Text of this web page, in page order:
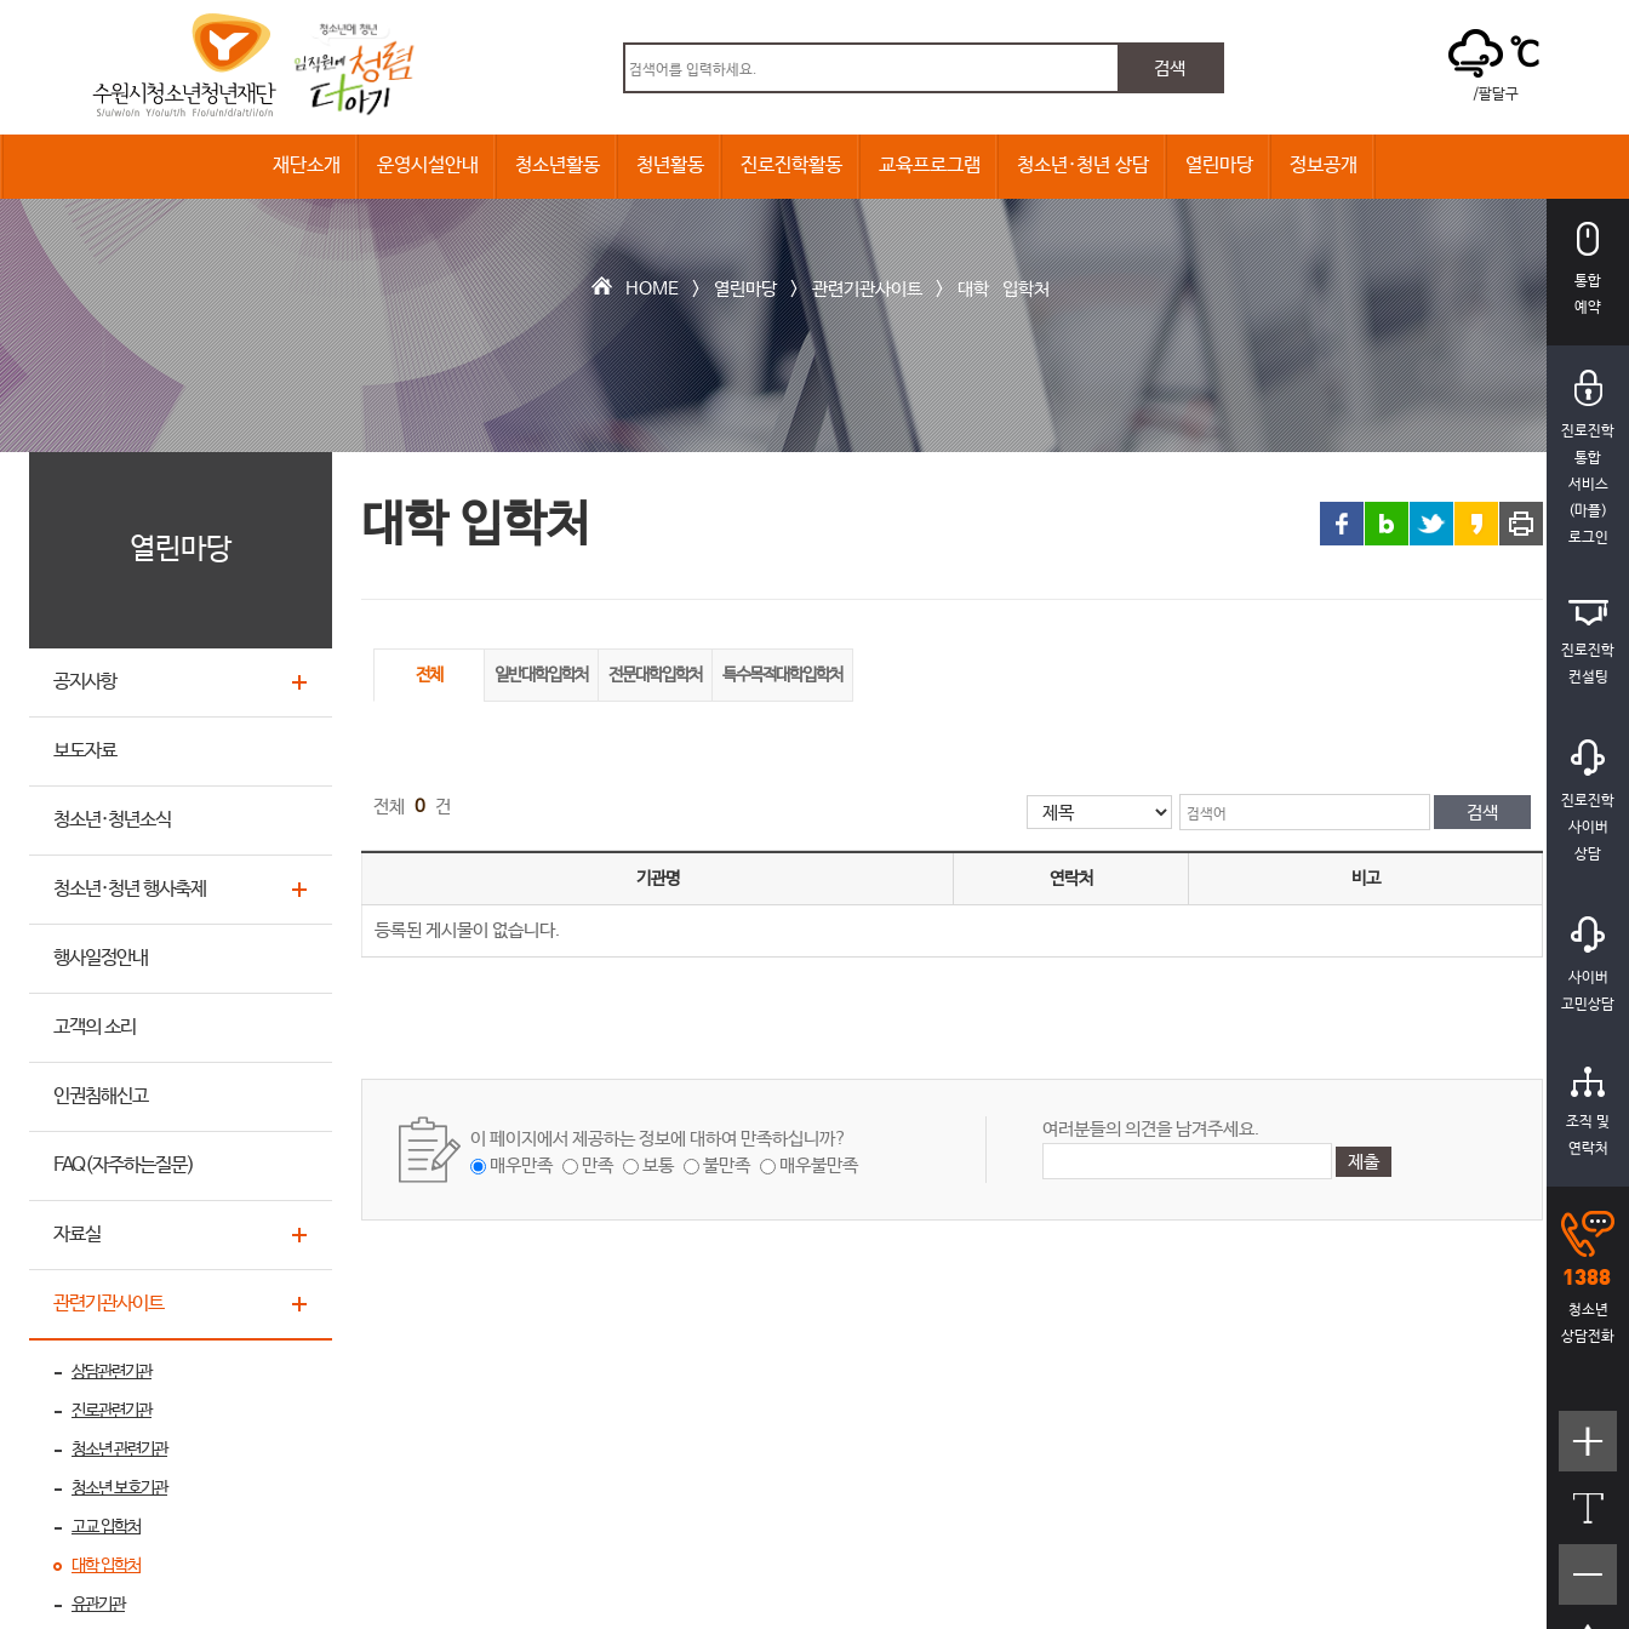
청
소
년
년
재
단
℃
/팔달구
재단소개 운영시설안내 청소년활동 청년활동 진로진학활동 교육프로그램 청소년·청년 상담 열린마당 정보공개
HOME >열린마당>관련기관사이트>대학 입학처
열린마당
공지사항
보도자료
청소년·청년소식
청소년·청년 행사축제
행사일정안내
고객의 소리
인권침해신고
FAQ(자주하는질문)
자료실
관련기관사이트
상담관련기관
진로관련기관
청소년 관련기관
청소년 보호기관
고교 입학처
대학 입학처
유관기관
대학 입학처
전체 일반대학입학처 전문대학입학처 특수목적대학입학처
전체 0 건
기관명 연락처 비고
등록된 게시물이 없습니다.
이 페이지에서 제공하는 정보에 대하여 만족하십니까?
매우만족
만족 보통 불만족 매우불만족
여러분들의 의견을 남겨주세요.
통합
예약
진로진학
통합
서비스
(마플)
로그인
진로진학
컨설팅
진로진학
사이버
상담
사이버
고민상담
조직 및
연락처
청소년
상담전화
텍스트
크기크
게
텍스트
크기작
게